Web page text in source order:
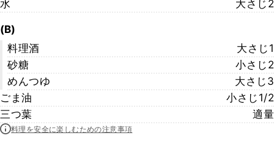
水
大さじ2
(B)
料理酒
大さじ1
砂糖
小さじ2
めんつゆ
大さじ3
ごま油
小さじ1/2
三つ葉
適量
料理を安全に楽しむための注意事項